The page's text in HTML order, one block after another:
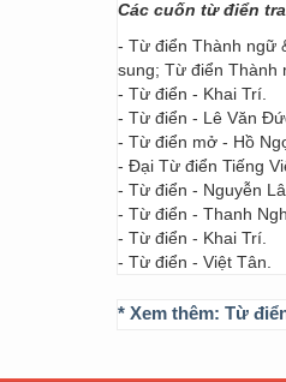
Các cuốn từ điển
- Từ điển Thành ngữ
sung; Từ điển Thành
- Từ điển - Khai Trí.
- Từ điển - Lê Văn
- Từ điển mở - Hồ
- Đại Từ điển Tiếng
- Từ điển - Nguyễn
- Từ điển - Thanh
- Từ điển - Khai Trí.
- Từ điển - Việt Tân.
* Xem thêm: Từ